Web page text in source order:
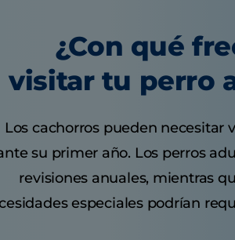
¿Con qué
visitar tu perro
Los cachorros pueden necesitar
su primer año. Los perros
revisiones anuales, mientras
especiales podrían